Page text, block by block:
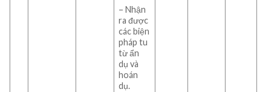
– Nhận
ra được
các biện
pháp tu
từ ẩn
dụ và
hoán
dụ.